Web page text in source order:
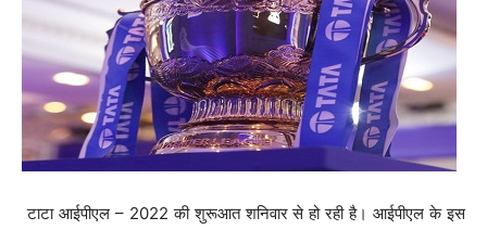
टाटा आईपीएल – 2022 की शुरूआत शनिवार से हो रही है। आईपीएल के इस